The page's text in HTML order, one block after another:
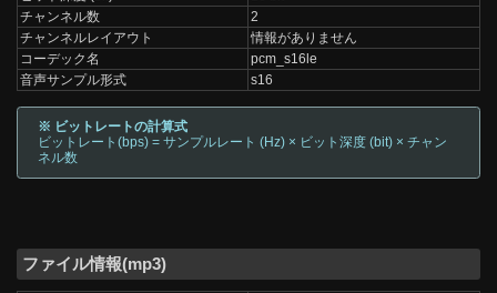
チャンネル数
2
チャンネルレイアウト
情報がありません
コーデック名
pcm_s16le
音声サンプル形式
s16
※ ビットレートの計算式
ビットレート(bps) = サンプルレート (Hz) × ビット深度 (bit) × チャン
ネル数
ファイル情報(mp3)